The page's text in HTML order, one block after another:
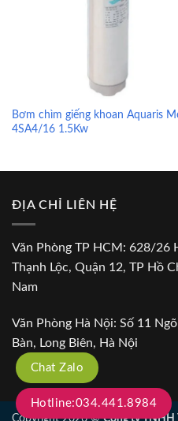
Bơm chìm giếng khoan Aquaris
4SA4/16 1.5Kw
ĐỊA CHỈ LIÊN HỆ
Văn Phòng TP HCM: 628/26
Thạnh Lộc, Quận 12, TP Hồ
Nam
Văn Phòng Hà Nội: Số 11
Bàn, Long Biên, Hà Nội
Copyright 2026 ©Công ty TNHH
Chat Zalo
Hotline:034.441.8984